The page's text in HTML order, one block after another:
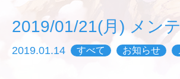
2019/01/21(月) メン
2019.01.14 すべて お知らせ